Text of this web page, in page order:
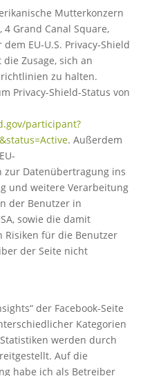
Mutterkonzern
Grand Canal Square,
EU-U.S. Privacy-Shield
Zusage, sich an
zu halten.
Privacy-Shield-Status von
participant?
. Außerdem
zur Datenübertragung ins
und weitere Verarbeitung
der Benutzer in
sowie die damit
für die Benutzer
der Seite nicht
der Facebook-Seite
Kategorien
werden durch
Auf die
habe ich als Betreiber